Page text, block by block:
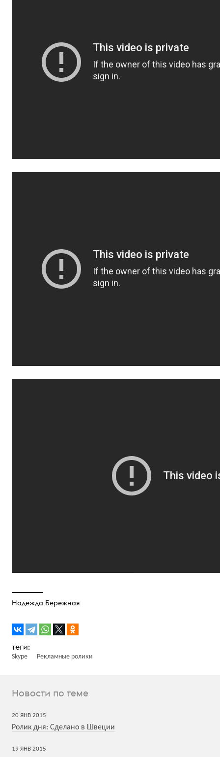
Надежда Бережная
Skype Рекламные ролики
Новости по теме
20 ЯНВ 2015
Ролик дня: Сделано в Швеции
19 ЯНВ 2015